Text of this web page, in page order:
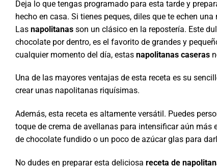
Deja lo que tengas programado para esta tarde y
hecho en casa. Si tienes peques, diles que te echen una
Las napolitanas son un clásico en la repostería. Este
chocolate por dentro, es el favorito de grandes y
cualquier momento del día, estas napolitanas caseras
Una de las mayores ventajas de esta receta es su
crear unas napolitanas riquísimas.
Además, esta receta es altamente versátil. Puedes
toque de crema de avellanas para intensificar aún más
de chocolate fundido o un poco de azúcar glas para
No dudes en preparar esta deliciosa receta de